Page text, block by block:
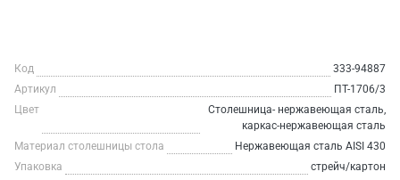
Код
333-94887
Артикул
ПТ-1706/3
Цвет
Столешница- нержавеющая сталь,
каркас-нержавеющая сталь
Материал столешницы стола
Нержавеющая сталь AISI 430
Упаковка
стрейч/картон